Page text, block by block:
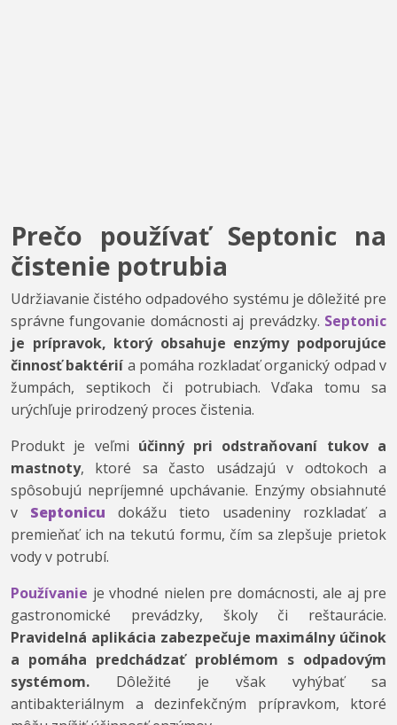
Prečo používať Septonic na
čistenie potrubia
Udržiavanie čistého odpadového systému je dôležité pre
správne fungovanie domácnosti aj prevádzky. Septonic
je prípravok, ktorý obsahuje enzýmy podporujúce
činnosť baktérií a pomáha rozkladať organický odpad v
žumpách, septikoch či potrubiach. Vďaka tomu sa
urýchľuje prirodzený proces čistenia.
Produkt je veľmi účinný pri odstraňovaní tukov a
mastnoty, ktoré sa často usádzajú v odtokoch a
spôsobujú nepríjemné upchávanie. Enzýmy obsiahnuté
v Septonicu
dokážu tieto usadeniny rozkladať a
premieňať ich na tekutú formu, čím sa zlepšuje prietok
vody v potrubí.
Používanie je vhodné nielen pre domácnosti, ale aj pre
gastronomické prevádzky, školy či reštaurácie.
Pravidelná aplikácia zabezpečuje maximálny účinok
a pomáha predchádzať problémom s odpadovým
systémom. Dôležité je však vyhýbať sa
antibakteriálnym a dezinfekčným prípravkom, ktoré